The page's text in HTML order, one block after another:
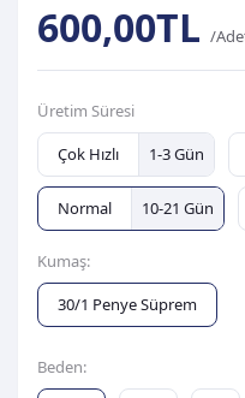
600,00TL /
Üretim Süresi
Çok Hızlı
1-3 Gün
Normal 10-21 Gün
Kumaş:
30/1 Penye Süprem
Beden: